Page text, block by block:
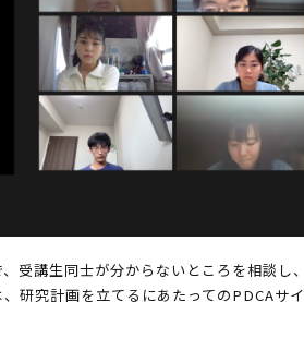
受講生同士が分からないところを相談し、
研究計画を立てるにあたってのPDCAサイ